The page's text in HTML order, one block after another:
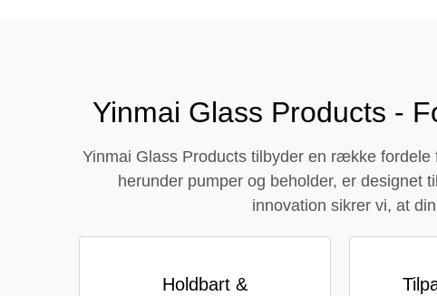
Yinmai Glass Products -
Yinmai Glass Products tilbyder en række
herunder pumper og beholder, er designet
innovation sikrer vi, at
Holdbart &